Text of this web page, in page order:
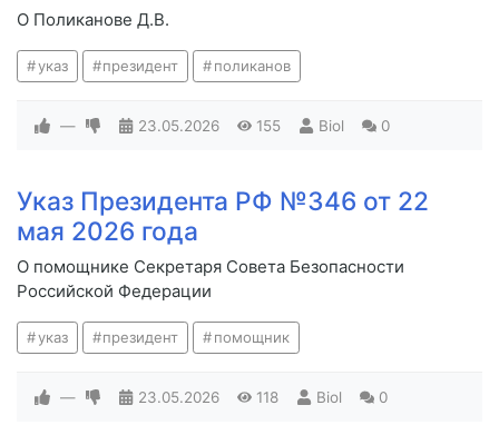
О Поликанове Д.В.
указ президент поликанов
— 23.05.2026 155 Biol 0
Указ Президента РФ №346 от 22
мая 2026 года
О помощнике Секретаря Совета Безопасности
Российской Федерации
указ президент помощник
— 23.05.2026 118 Biol 0